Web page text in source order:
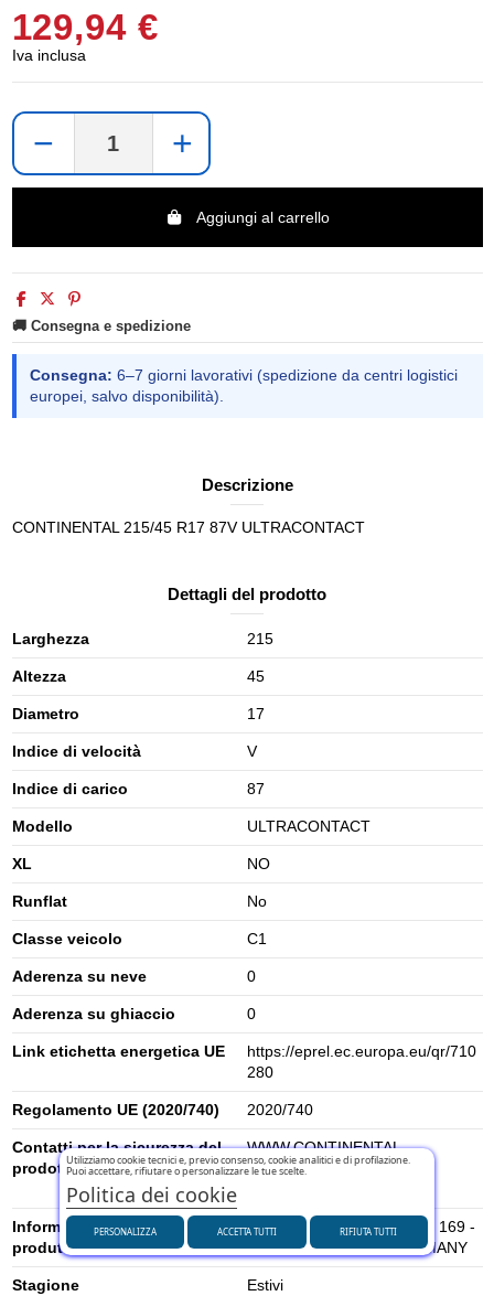
129,94 €
Iva inclusa
− +
Aggiungi al carrello
🚚 Consegna e spedizione
Consegna: 6–7 giorni lavorativi (spedizione da centri logistici
europei, salvo disponibilità).
Descrizione
CONTINENTAL 215/45 R17 87V ULTRACONTACT
Dettagli del prodotto
Larghezza 215
Altezza 45
Diametro 17
Indice di velocità V
Indice di carico 87
Modello ULTRACONTACT
XL NO
Runflat No
Classe veicolo C1
Aderenza su neve 0
Aderenza su ghiaccio 0
Link etichetta energetica UE
https://eprel.ec.europa.eu/qr/710
280
Regolamento UE (2020/740) 2020/740
Contatti per la sicurezza del
prodotto
WWW.CONTINENTAL-
TIRES.COM -
Informazioni di sicurezza del
produttore
Continental AG. P. O . BOX 169 -
30001 HANNOVER, GERMANY
Stagione Estivi
Utilizziamo cookie tecnici e, previo consenso, cookie analitici e di profilazione.
Puoi accettare, rifiutare o personalizzare le tue scelte.
Politica dei cookie
PERSONALIZZA RIFIUTA TUTTI
ACCETTA TUTTI